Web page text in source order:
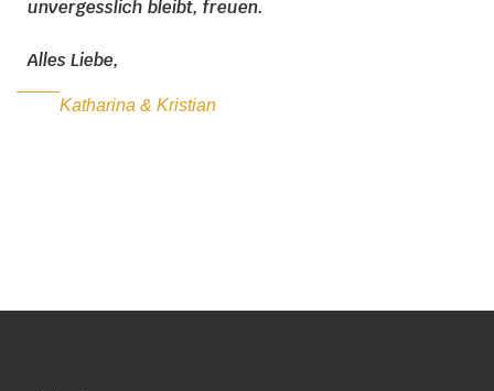
unvergesslich bleibt, freuen.
Alles Liebe,
Katharina & Kristian